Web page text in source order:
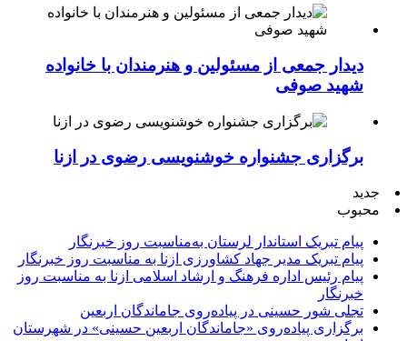
دیدار جمعی از مسئولین و هنرمندان با خانواده
شهید صوفی
برگزاری جشنواره خوشنویسی رضوی در ازنا
جدید
محبوب
پیام تبریک استاندار لرستان به‌مناسبت روز خبرنگار
پیام تبریک مدیر جهاد کشاورزی ازنا به مناسبت روز خبرنگار
پیام رئیس اداره فرهنگ و ارشاد اسلامی ازنا به مناسبت روز
خبرنگار
تجلی شور حسینی در پیاده‌روی جاماندگان اربعین
برگزاری پیاده‌روی «جاماندگان اربعین حسینی» در شهرستان